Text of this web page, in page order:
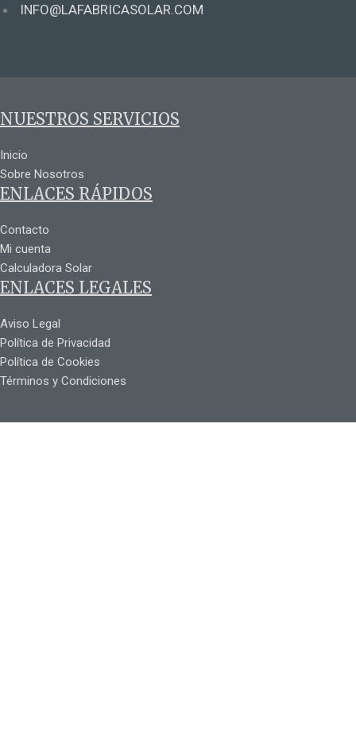
INFO@LAFABRICASOLAR.COM
NUESTROS SERVICIOS
Inicio
Sobre Nosotros
ENLACES RÁPIDOS
Contacto
Mi cuenta
Calculadora Solar
ENLACES LEGALES
Aviso Legal
Política de Privacidad
Política de Cookies
Términos y Condiciones